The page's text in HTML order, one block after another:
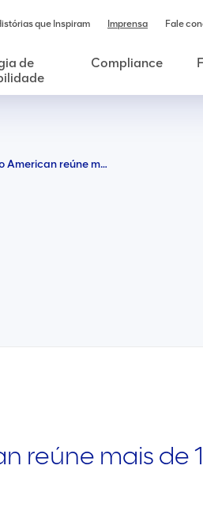
que Inspiram Imprensa Fale
de
Compliance
Fórum Intercâmbio Anglo American reúne mais de 100 pessoas em Barro Alto (Niquel)
reúne mais de